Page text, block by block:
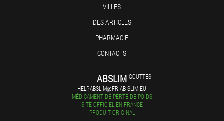
VILLES
DES ARTICLES
PHARMACIE
CONTACTS
ABSLIM GOUTTES
HELP.ABSLIM@FR.AB-SLIM.EU
MÉDICAMENT DE PERTE DE POIDS
SITE OFFICIEL EN FRANCE
PRODUIT ORIGINAL